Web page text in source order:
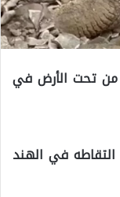
من تحت الأرض في
التقاطه في الهند